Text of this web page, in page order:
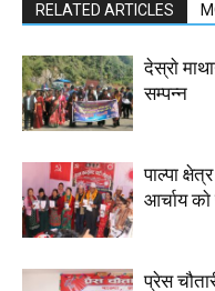
RELATED ARTICLES
देस्राे
सम्पन्न
पाल्पा
आर्चाय काे
प्रेस